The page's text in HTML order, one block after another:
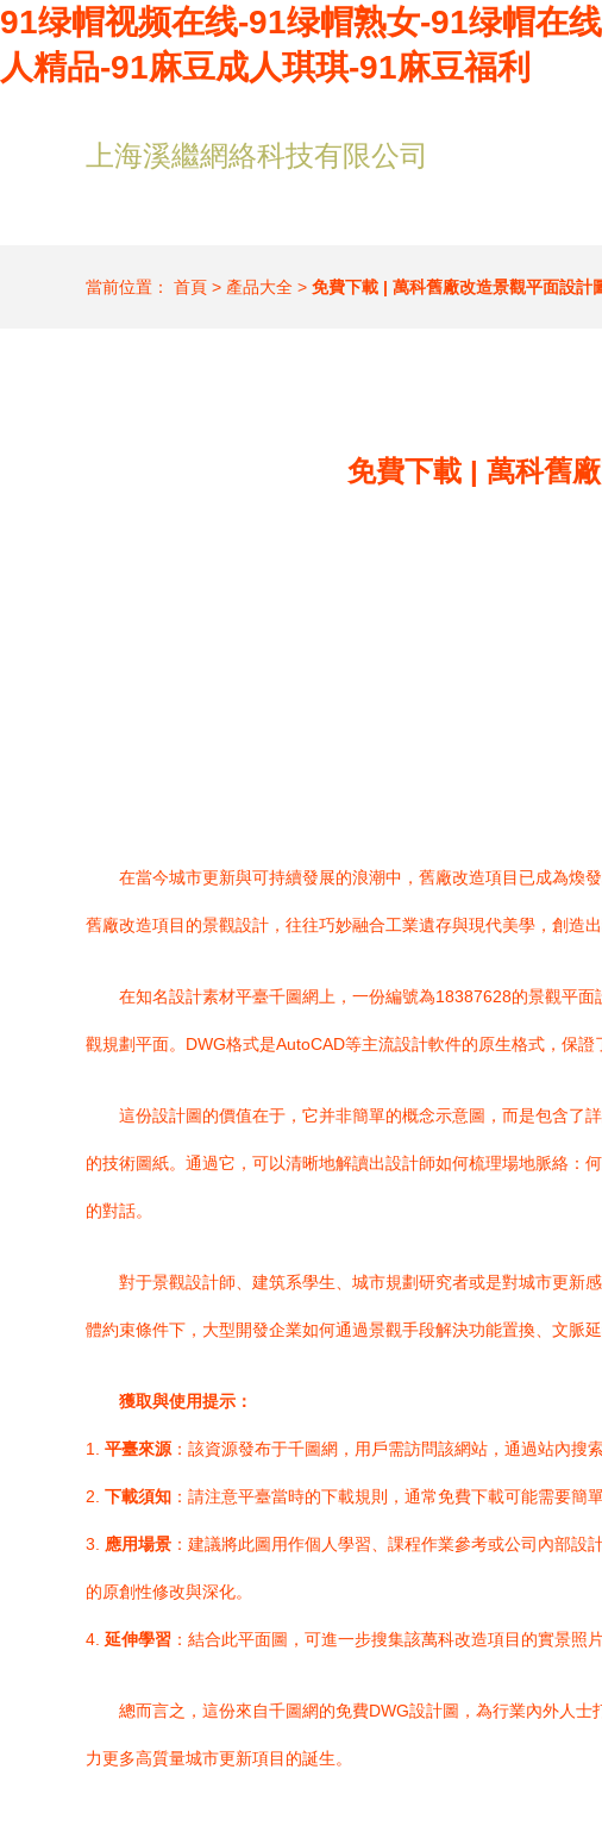
91绿帽视频在线-91绿帽熟女-91绿帽在
人精品-91麻豆成人琪琪-91麻豆福利
上海溪繼網絡科技有限公司
當前位置： 首頁 > 產品大全 > 免費下載 | 萬科舊廠改造景觀平面設計
免費下載 | 萬科舊
在當今城市更新與可持續發展的浪潮中，舊廠改造項目已成為煥
舊廠改造項目的景觀設計，往往巧妙融合工業遺存與現代美學，創造出
在知名設計素材平臺千圖網上，一份編號為18387628的景觀平
觀規劃平面。DWG格式是AutoCAD等主流設計軟件的原生格式，保
這份設計圖的價值在于，它并非簡單的概念示意圖，而是包含了
的技術圖紙。通過它，可以清晰地解讀出設計師如何梳理場地脈絡：
的對話。
對于景觀設計師、建筑系學生、城市規劃研究者或是對城市更新
體約束條件下，大型開發企業如何通過景觀手段解決功能置換、文脈
獲取與使用提示：
1. 平臺來源 ：該資源發布于千圖網，用戶需訪問該網站，通過站內搜
2. 下載須知 ：請注意平臺當時的下載規則，通常免費下載可能需要
3. 應用場景 ：建議將此圖用作個人學習、課程作業參考或公司內部
的原創性修改與深化。
4. 延伸學習 ：結合此平面圖，可進一步搜集該萬科改造項目的實景照
總而言之，這份來自千圖網的免費DWG設計圖，為行業內外人
力更多高質量城市更新項目的誕生。